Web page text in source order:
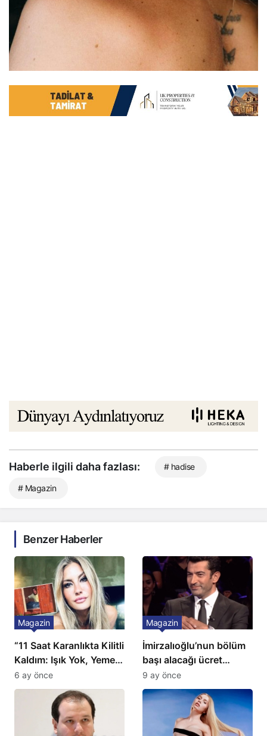
Haberle ilgili daha fazlası: # hadise
# Magazin
Benzer Haberler
“11 Saat Karanlıkta Kilitli
Kaldım: Işık Yok, Yemek
Yok, Tuvalet Yok!”
Çağla Şikel’den Şok
Magazin
6 ay önce
İmirzalıoğlu’nun bölüm
başı alacağı ücret
Türkiye’de bir ilk:
Gözünü 2 ilçeye dikti!
Magazin
9 ay önce